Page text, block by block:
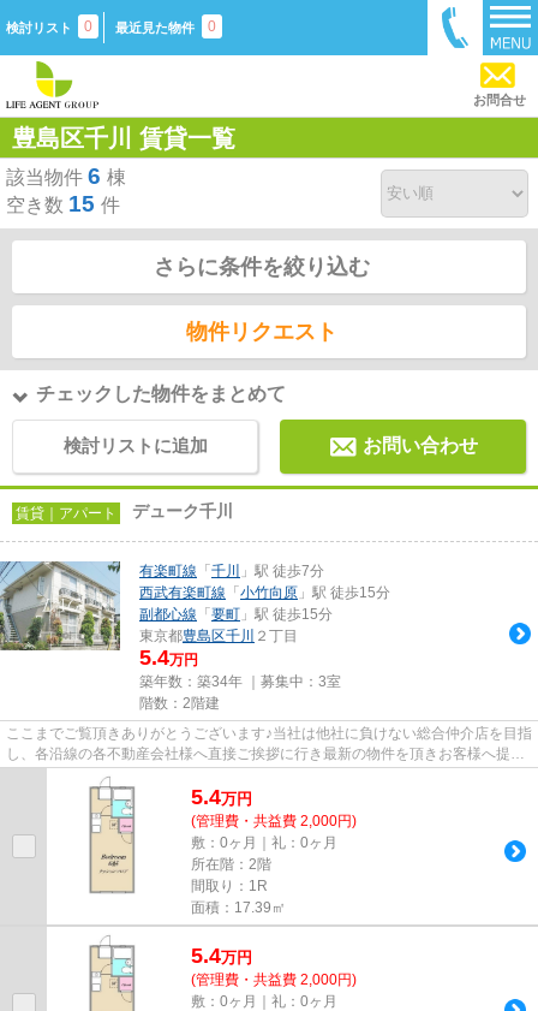
検討リスト 0 最近見た物件 0
お問合せ
豊島区千川 賃貸一覧
該当物件 6 棟
空き数 15 件
さらに条件を絞り込む
物件リクエスト
チェックした物件をまとめて
検討リストに追加 お問い合わせ
賃貸｜アパート デューク千川
有楽町線 「 千川
」駅 徒歩7分
西武有楽町線 「 小竹向原 」駅 徒歩15分
副都心線 「 要町 」駅 徒歩15分
東京都豊島区千川 ２丁目
5.4万円
築年数：築34年 ｜募集中： 3室
階数：2階建
ここまでご覧頂きありがとうございます♪当社は他社に負けない総合仲介店を目指
し、各沿線の各不動産会社様へ直接ご挨拶に行き最新の物件を頂きお客様へ提供
しております！最新の情報は...
5.4万円
(管理費・共益費 2,000円)
敷：0ヶ月｜礼：0ヶ月
所在階：2階
間取り：1R
面積：17.39㎡
5.4万円
(管理費・共益費 2,000円)
敷：0ヶ月｜礼：0ヶ月